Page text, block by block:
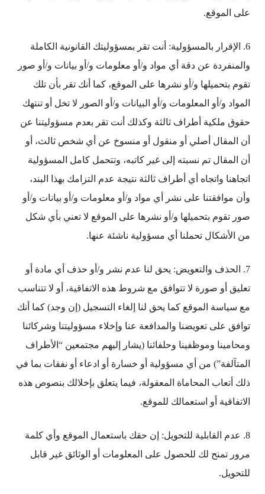
على الموقع.
6. الإقرار بالمسؤولية: أنت تقر بمسؤوليتك القانونية الكاملة
والمنفردة عن دقة أي مواد و/أو معلومات و/أو بيانات و/أو صور
تقوم بتحميلها و/أو نشرها على الموقع، كما أنك تقر بأن تلك
المواد و/أو المعلومات و/أو البيانات و/أو الصور لا تخل أو تنتهك
حقوق ملكية أطراف ثالثة وكذلك أنت تقر بعدم مسؤوليتنا عن
أن المقال أصلي أو منقول أو منسوخ عن أي شخص ثالث، أو
أن المقال تم نسبته إلى غير كاتبه، وتتحمل كامل المسؤولية
اتجاهنا واتجاه أي أطراف ثالثة نتيجة عدم التزامك بهذا البند،
وأن موافقتنا على نشر أي مواد و/أو معلومات و/أو بيانات و/أو
صور تقوم بتحميلها و/أو نشرها على الموقع لا تعني بأي شكل
من الأشكال تحملنا أي مسؤولية ناشئة عنها.
7. الحذف والتعويض: يحق لنا عدم نشر و/أو حذف أي مادة أو
تعليق أو صورة لا تتوافق مع شروط هذه الاتفاقية، أو لا تتناسب
مع سياسة الموقع كما يحق لنا إلغاء التسجيل (إن وجد) كما أنك
توافق على تعويضنا والمدافعة عنا وإخلاء مسؤوليتنا وشركائنا
ومحامينا وموظفينا وحلفائنا (يشار إليهم مجتمعين “الأطراف
المتآلفة”) من أي مسؤولية أو خسارة أو ادعاء أو نفقات بما في
ذلك أتعاب المحاماة المعقولة، فيما يتعلق بإخلالك بنصوص هذه
الاتفاقية أو استعمالك للموقع.
8. عدم القابلية للتحويل: إن حقك باستعمال الموقع وأي كلمة
مرور تمنح لك للحصول على المعلومات أو الوثائق غير قابل
للتحويل.